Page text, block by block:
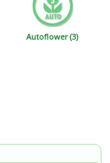
Autoflower (3)